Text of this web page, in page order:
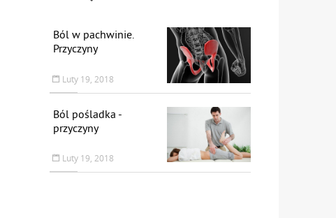
Ból w pachwinie.
Przyczyny
Luty 19, 2018
Ból pośladka -
przyczyny
Luty 19, 2018